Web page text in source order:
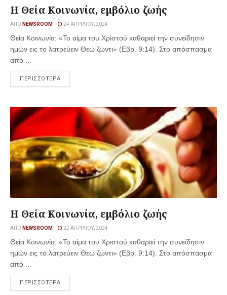
Η Θεία Κοινωνία, εμβόλιο ζωής
ΑΠΌ NEWSROOM 24 ΑΠΡΙΛΊΟΥ, 2024
Θεία Κοινωνία: «Το αίμα του Χριστού καθαριεί την συνείδησιν
ημών εις το λατρεύειν Θεώ ζώντι» (Εβρ. 9:14). Στο απόσπασμα
από ...
ΠΕΡΙΣΣΟΤΕΡΑ
Η Θεία Κοινωνία, εμβόλιο ζωής
ΑΠΌ NEWSROOM 22 ΑΠΡΙΛΊΟΥ, 2024
Θεία Κοινωνία: «Το αίμα του Χριστού καθαριεί την συνείδησιν
ημών εις το λατρεύειν Θεώ ζώντι» (Εβρ. 9:14). Στο απόσπασμα
από ...
ΠΕΡΙΣΣΟΤΕΡΑ